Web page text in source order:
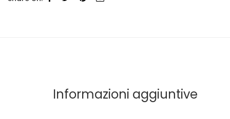
Informazioni aggiuntive